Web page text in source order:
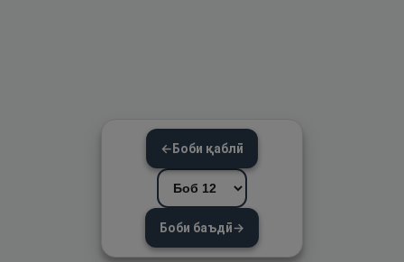
←Боби қаблӣ
Боби баъдӣ→